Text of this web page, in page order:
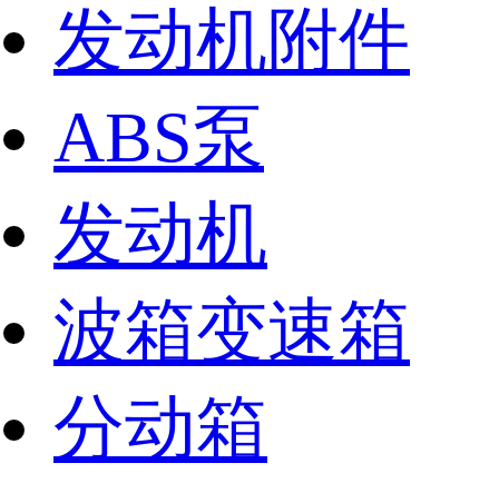
发动机附件
ABS泵
发动机
波箱变速箱
分动箱